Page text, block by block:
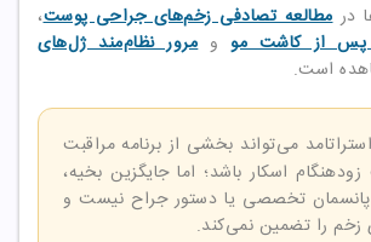
درمطالعه تصادفی زخم‌های جراحی پوست،
پس از کاشت موومرور نظام‌مند ژل‌های
است.
استراتامد می‌تواند بخشی از برنامه مراقبت
اسکار باشد؛ اما جایگزین بخیه،
تخصصی یا دستور جراح نیست و
را تضمین نمی‌کند.